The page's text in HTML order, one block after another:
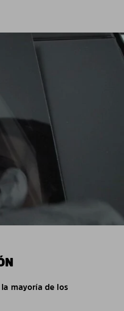
mayoría de los